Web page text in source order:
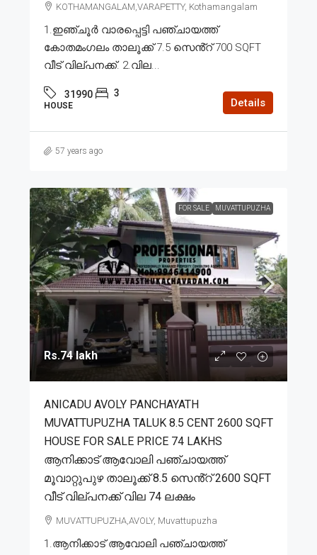
KOTHAMANGALAM,VARAPETTY, Kothamangalam
1.ഇഞ്ചൂർ വാരപ്പെട്ടി പഞ്ചായത്ത്
കോതമംഗലം താലൂക്ക് 7.5 സെൻ്റ് 700 SQFT
വീട് വില്പനക്ക്. 2.വില...
31990 3
HOUSE Details
57 years ago
FOR SALE MUVATTUPUZHA
Rs.74 lakh
ANICADU AVOLY PANCHAYATH
MUVATTUPUZHA TALUK 8.5 CENT 2600 SQFT
HOUSE FOR SALE PRICE 74 LAKHS
ആനിക്കാട് ആവോലി പഞ്ചായത്ത്
മൂവാറ്റുപുഴ താലൂക്ക് 8.5 സെൻ്റ് 2600 SQFT
വീട് വില്പനക്ക് വില 74 ലക്ഷം
MUVATTUPUZHA,AVOLY, Muvattupuzha
1.ആനിക്കാട് ആവോലി പഞ്ചായത്ത്